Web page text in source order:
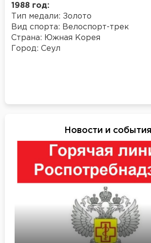
1988 год:
Тип медали: Золото
Вид спорта: Велоспорт-трек
Страна: Южная Корея
Город: Сеул
Новости и события